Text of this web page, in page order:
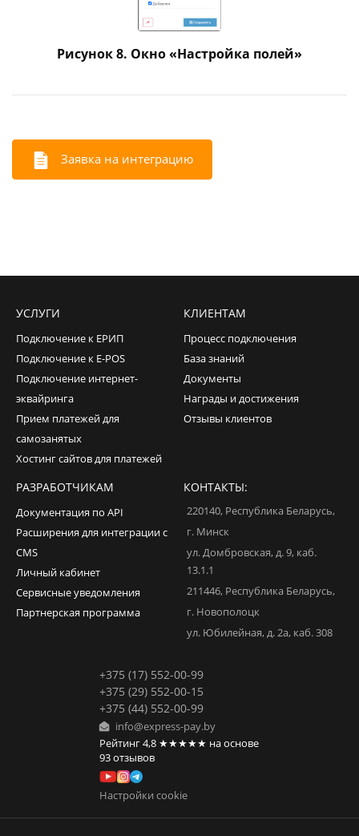
Рисунок 8. Окно «Настройка полей»
Заявка на интеграцию
УСЛУГИ
Подключение к ЕРИП
Подключение к E-POS
Подключение интернет-
эквайринга
Прием платежей для
самозанятых
Хостинг сайтов для платежей
КЛИЕНТАМ
Процесс подключения
База знаний
Документы
Награды и достижения
Отзывы клиентов
РАЗРАБОТЧИКАМ
Документация по API
Расширения для интеграции с
CMS
Личный кабинет
Сервисные уведомления
Партнерская программа
КОНТАКТЫ:
220140, Республика Беларусь,
г. Минск
ул. Домбровская, д. 9, каб.
13.1.1
211446, Республика Беларусь,
г. Новополоцк
ул. Юбилейная, д. 2а, каб. 308
+375 (17) 552-00-99
+375 (29) 552-00-15
+375 (44) 552-00-99
info@express-pay.by
Рейтинг4,8 ★★★★★ на основе
93отзывов
Настройки cookie